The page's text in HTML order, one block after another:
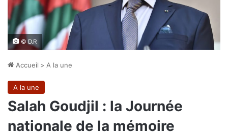
© D.R
Accueil > A la une
A la une
Salah Goudjil : la Journée
nationale de la mémoire